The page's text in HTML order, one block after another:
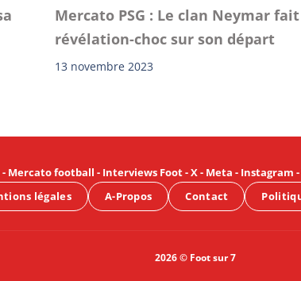
Mercato PSG : Le clan Neymar
révélation-choc sur son départ
13 novembre 2023
- Mercato football - Interviews Foot-X- Meta - Instagram -
légales
A-Propos Contact
2026 © Foot sur 7